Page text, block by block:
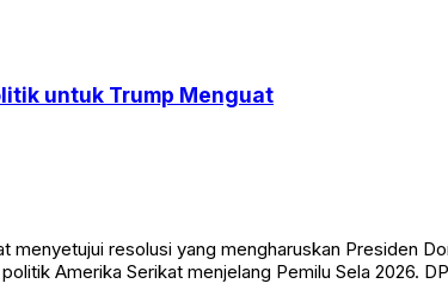
untuk Trump Menguat
resolusi yang mengharuskan Presiden
Amerika Serikat menjelang Pemilu Sela 2026.